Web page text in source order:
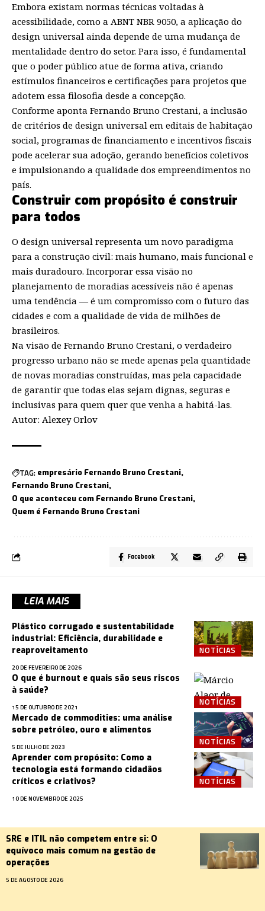
Embora existam normas técnicas voltadas à
acessibilidade, como a ABNT NBR 9050, a aplicação do
design universal ainda depende de uma mudança de
mentalidade dentro do setor. Para isso, é fundamental
que o poder público atue de forma ativa, criando
estímulos financeiros e certificações para projetos que
adotem essa filosofia desde a concepção.
Conforme aponta Fernando Bruno Crestani, a inclusão
de critérios de design universal em editais de habitação
social, programas de financiamento e incentivos fiscais
pode acelerar sua adoção, gerando benefícios coletivos
e impulsionando a qualidade dos empreendimentos no
país.
Construir com propósito é construir
para todos
O design universal representa um novo paradigma
para a construção civil: mais humano, mais funcional e
mais duradouro. Incorporar essa visão no
planejamento de moradias acessíveis não é apenas
uma tendência — é um compromisso com o futuro das
cidades e com a qualidade de vida de milhões de
brasileiros.
Na visão de Fernando Bruno Crestani, o verdadeiro
progresso urbano não se mede apenas pela quantidade
de novas moradias construídas, mas pela capacidade
de garantir que todas elas sejam dignas, seguras e
inclusivas para quem quer que venha a habitá-las.
Autor: Alexey Orlov
TAG: empresário Fernando Bruno Crestani
Fernando Bruno Crestani
O que aconteceu com Fernando Bruno Crestani
Quem é Fernando Bruno Crestani
Facebook
LEIA MAIS
NOTÍCIAS
Plástico corrugado e sustentabilidade
industrial: Eficiência, durabilidade e
reaproveitamento
20 DE FEVEREIRO DE 2026
NOTÍCIAS
O que é burnout e quais são seus riscos
à saúde?
15 DE OUTUBRO DE 2021
NOTÍCIAS
Mercado de commodities: uma análise
sobre petróleo, ouro e alimentos
5 DE JULHO DE 2023
NOTÍCIAS
Aprender com propósito: Como a
tecnologia está formando cidadãos
críticos e criativos?
10 DE NOVEMBRO DE 2025
SRE e ITIL não competem entre si: O
equívoco mais comum na gestão de
operações
5 DE AGOSTO DE 2026